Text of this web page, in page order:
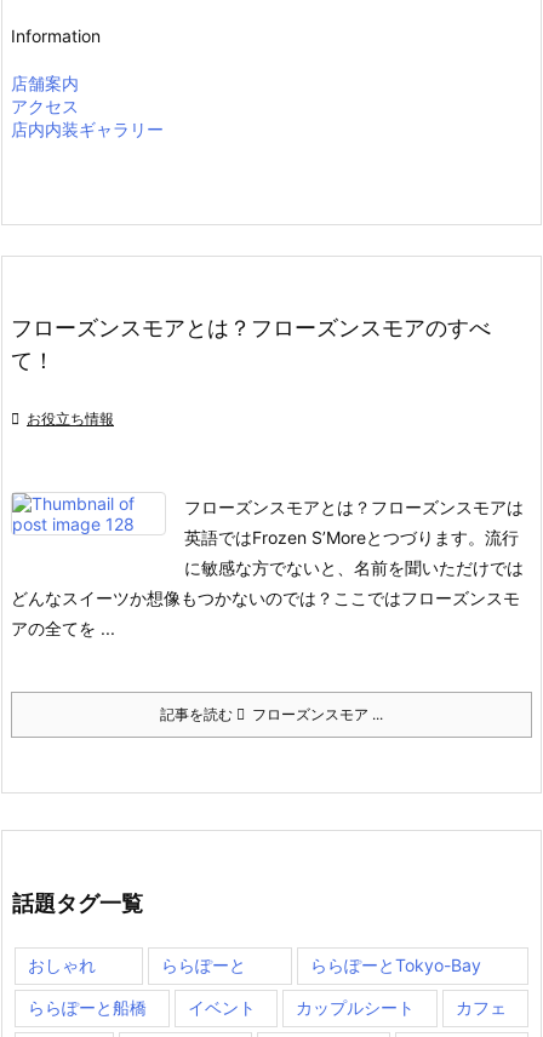
Information
店舗案内
アクセス
店内内装ギャラリー
フローズンスモアとは？フローズンスモアのすべ
て！
 お役立ち情報
フローズンスモアとは？ フローズンスモアは
英語ではFrozen S’Moreとつづります。 流行
に敏感な方でないと、名前を聞いただけでは
どんなスイーツか想像もつかないのでは？ ここではフローズンスモ
アの全てを ...
記事を読む フローズンスモア ...
話題タグ一覧
おしゃれ ららぽーと ららぽーとTokyo-Bay
ららぽーと船橋 イベント カップルシート カフェ